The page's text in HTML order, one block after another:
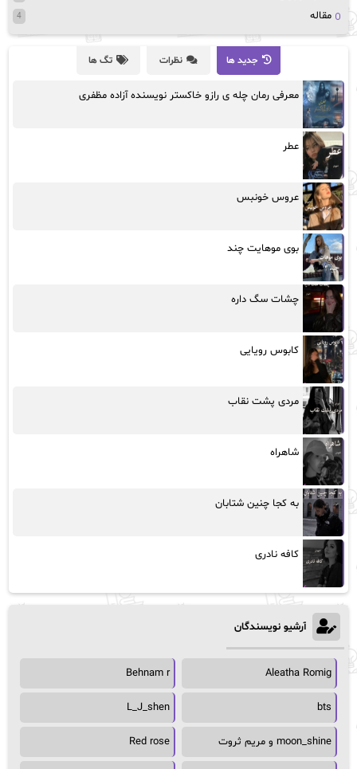
مقاله 4
جدید ها نظرات تگ ها
معرفی رمان چله ی رازو خاکستر نویسنده آزاده مظفری
عطر
عروس خونبس
بوی موهایت چند
چشات سگ داره
کابوس رویایی
مردی پشت نقاب
شاهراه
به کجا چنین شتابان
کافه نادری
آرشیو نویسندگان
Aleatha Romig
Behnam r
bts
L_J_shen
moon_shine و مریم ثروت Red rose